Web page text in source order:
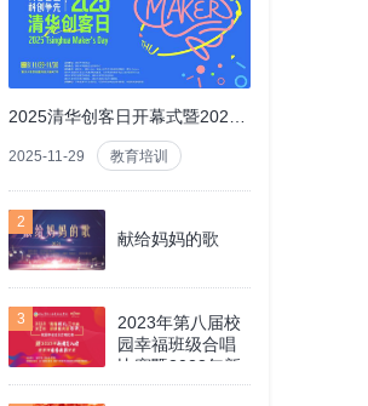
2025-11-29 教育培训
2
献给妈妈的歌
3
2023年第八届校
园幸福班级合唱
比赛暨2023年新
团员入团仪式